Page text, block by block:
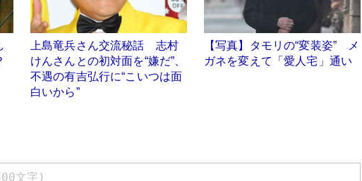
上島竜兵さん交流秘話 志村
けんさんとの初対面を“嫌だ”、
不遇の有吉弘行に“こいつは面
白いから”
【写真】タモリの“変装姿” メ
ガネを変えて「愛人宅」通い